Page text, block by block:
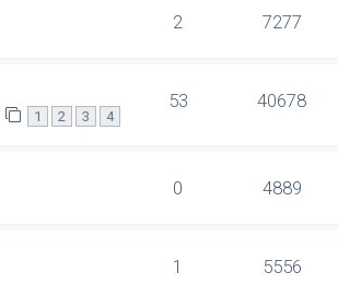
2 7277
1 2 3 4
53 40678
0 4889
1 5556